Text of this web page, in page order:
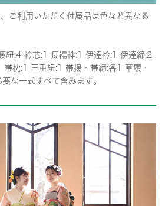
ご利用いただく付属品は色など異なる
紐:4 衿芯:1 長襦袢:1 伊達衿:1 伊達締:2
帯枕:1 三重紐:1 帯揚・帯締:各1 草履・
な一式すべて含みます。